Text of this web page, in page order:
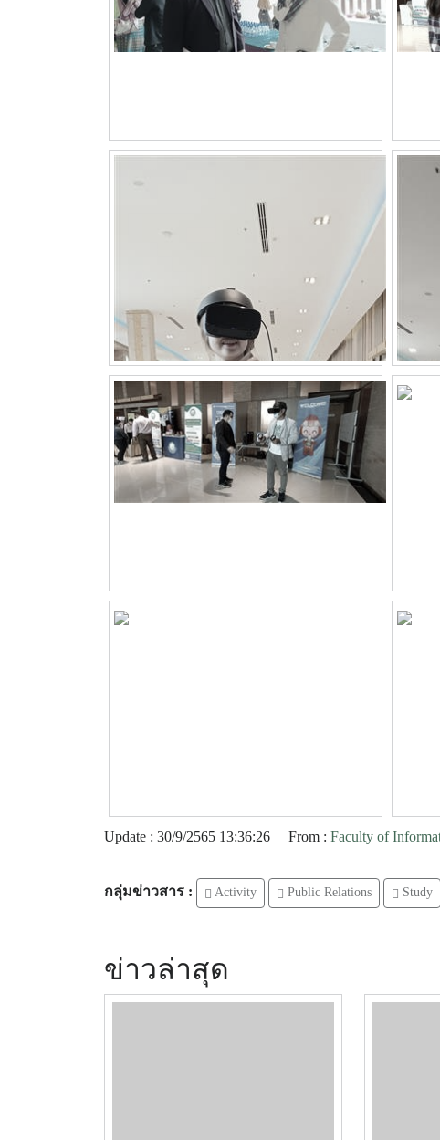
Update : 30/9/2565 13:36:26 From : Faculty of
กลุ่มข่าวสาร : Activity Public Relations Study
ข่าวล่าสุด